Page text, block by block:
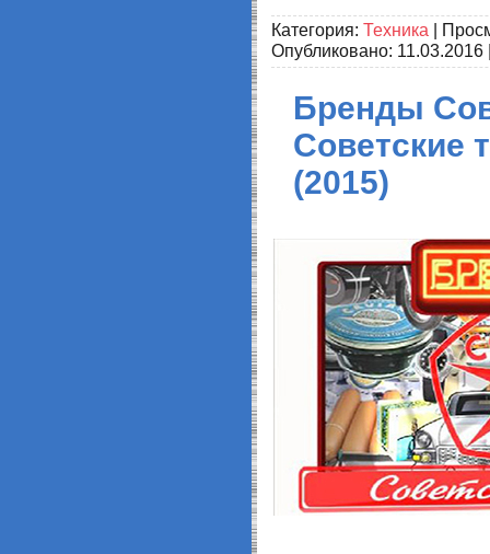
Категория: Техника |
Опубликовано: 11.03.2016
Бренды
Советские
(2015)